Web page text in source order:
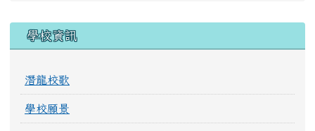
學校資訊
潛龍校歌
學校願景